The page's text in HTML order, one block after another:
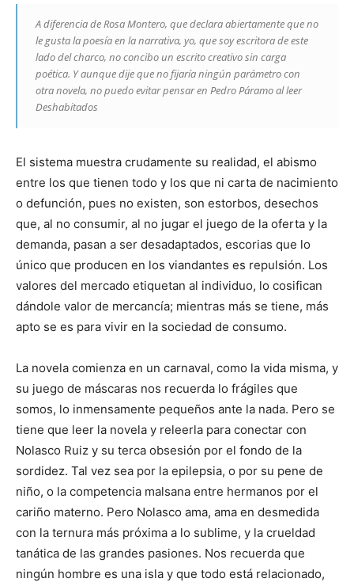
A diferencia de Rosa Montero, que declara abiertamente que no
le gusta la poesía en la narrativa, yo, que soy escritora de este
lado del charco, no concibo un escrito creativo sin carga
poética. Y aunque dije que no fijaría ningún parámetro con
otra novela, no puedo evitar pensar en Pedro Páramo al leer
Deshabitados
El sistema muestra crudamente su realidad, el abismo
entre los que tienen todo y los que ni carta de nacimiento
o defunción, pues no existen, son estorbos, desechos
que, al no consumir, al no jugar el juego de la oferta y la
demanda, pasan a ser desadaptados, escorias que lo
único que producen en los viandantes es repulsión. Los
valores del mercado etiquetan al individuo, lo cosifican
dándole valor de mercancía; mientras más se tiene, más
apto se es para vivir en la sociedad de consumo.
La novela comienza en un carnaval, como la vida misma, y
su juego de máscaras nos recuerda lo frágiles que
somos, lo inmensamente pequeños ante la nada. Pero se
tiene que leer la novela y releerla para conectar con
Nolasco Ruiz y su terca obsesión por el fondo de la
sordidez. Tal vez sea por la epilepsia, o por su pene de
niño, o la competencia malsana entre hermanos por el
cariño materno. Pero Nolasco ama, ama en desmedida
con la ternura más próxima a lo sublime, y la crueldad
tanática de las grandes pasiones. Nos recuerda que
ningún hombre es una isla y que todo está relacionado,